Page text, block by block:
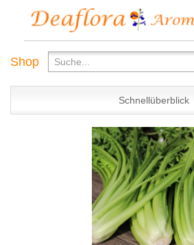
Shop
Schnellüberblick